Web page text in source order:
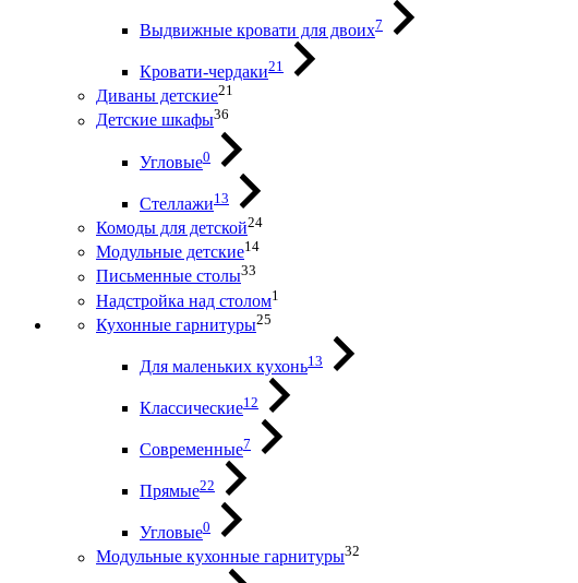
Выдвижные кровати для двоих7
Кровати-чердаки21
Диваны детские21
Детские шкафы36
Угловые0
Стеллажи13
Комоды для детской24
Модульные детские14
Письменные столы33
Надстройка над столом1
Кухонные гарнитуры25
Для маленьких кухонь13
Классические12
Современные7
Прямые22
Угловые0
Модульные кухонные гарнитуры32